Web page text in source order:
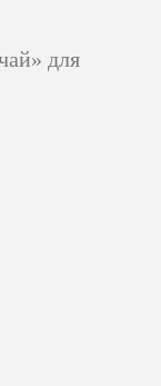
для